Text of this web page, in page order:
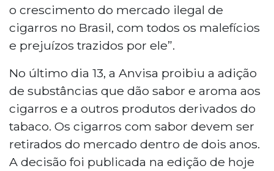
o crescimento do mercado ilegal de
cigarros no Brasil, com todos os malefícios
e prejuízos trazidos por ele”.
No último dia 13, a Anvisa proibiu a adição
de substâncias que dão sabor e aroma aos
cigarros e a outros produtos derivados do
tabaco. Os cigarros com sabor devem ser
retirados do mercado dentro de dois anos.
A decisão foi publicada na edição de hoje